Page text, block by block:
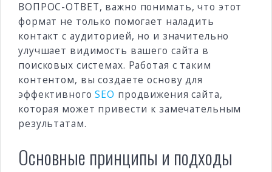
ВОПРОС-ОТВЕТ, важно понимать, что этот
формат не только помогает наладить
контакт с аудиторией, но и значительно
улучшает видимость вашего сайта в
поисковых системах. Работая с таким
контентом, вы создаете основу для
эффективногоSEO продвижения сайта,
которая может привести к замечательным
результатам.
Основные принципы и подходы